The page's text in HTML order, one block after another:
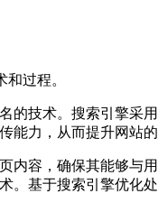
过程。
的技术。搜索引擎采
能力，从而提升网站的
内容，确保其能够与
。基于搜索引擎优化